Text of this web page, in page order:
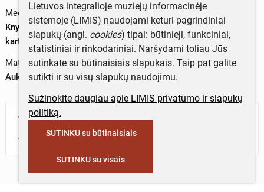
Medžiagos
Knyginis popierius;poligrafiniai dažai;daugiasluoksnis
kartonas
Matmenys
Aukštis x plotis – 23 x 15,4 cm (1983 m.)
Turite daugiau informacijos apie objektą?
Parašykite mums!
Lietuvos integralioje muziejų informacinėje
sistemoje (LIMIS) naudojami keturi pagrindiniai
slapukų (angl. cookies) tipai: būtinieji, funkciniai,
statistiniai ir rinkodariniai. Naršydami toliau Jūs
sutinkate su būtinaisiais slapukais. Taip pat galite
sutikti ir su visų slapukų naudojimu.
Sužinokite daugiau apie LIMIS privatumo ir slapukų
politiką.
SUTINKU su būtinaisiais
SUTINKU su visais